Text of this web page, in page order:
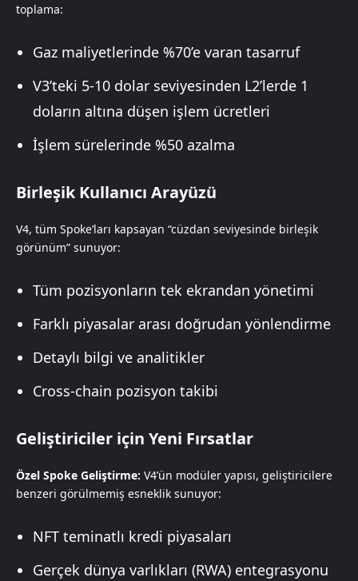
toplama:
Gaz maliyetlerinde %70’e varan tasarruf
V3’teki 5-10 dolar seviyesinden L2’lerde 1
doların altına düşen işlem ücretleri
İşlem sürelerinde %50 azalma
Birleşik Kullanıcı Arayüzü
V4, tüm Spoke’ları kapsayan “cüzdan seviyesinde birleşik
görünüm” sunuyor:
Tüm pozisyonların tek ekrandan yönetimi
Farklı piyasalar arası doğrudan yönlendirme
Detaylı bilgi ve analitikler
Cross-chain pozisyon takibi
Geliştiriciler için Yeni Fırsatlar
Özel Spoke Geliştirme: V4’ün modüler yapısı, geliştiricilere
benzeri görülmemiş esneklik sunuyor:
NFT teminatlı kredi piyasaları
Gerçek dünya varlıkları (RWA) entegrasyonu